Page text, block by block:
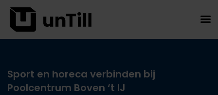
Sport en horeca verbinden bij
Poolcentrum Boven ‘t IJ